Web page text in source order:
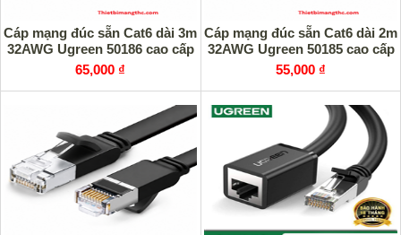
Cáp mạng đúc sẵn Cat6 dài 3m
32AWG Ugreen 50186 cao cấp
65,000 ₫
Cáp mạng đúc sẵn Cat6 dài 2m
32AWG Ugreen 50185 cao cấp
55,000 ₫